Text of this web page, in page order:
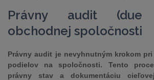
Právny audit (due
obchodnej spoločnosti
Právny audit je nevyhnutným krokom
podielov na spoločnosti. Tento
právny stav a dokumentáciu